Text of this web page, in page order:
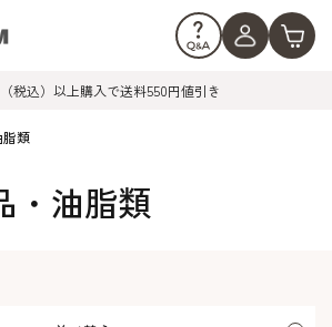
税込）以上購入で送料550円値引き
脂類
・油脂類